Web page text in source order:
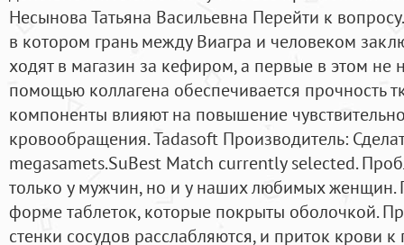
Несынова Татьяна Васильевна Перейти к
в котором грань между Виагра и человеком
ходят в магазин за кефиром, а первые в этом не
помощью коллагена обеспечивается прочность
компоненты влияют на повышение
кровообращения. Tadasoft Производитель:
megasamets.SuBest Match currently selected.
только у мужчин, но и у наших любимых женщин.
форме таблеток, которые покрыты оболочкой.
стенки сосудов расслабляются, и приток крови